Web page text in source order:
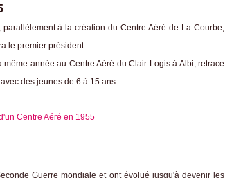
à la création du Centre Aéré de La Courbe,
le premier président.
année au Centre Aéré du Clair Logis à Albi, retrace
des jeunes de 6 à 15 ans.
Guerre mondiale et ont évolué jusqu'à devenir les